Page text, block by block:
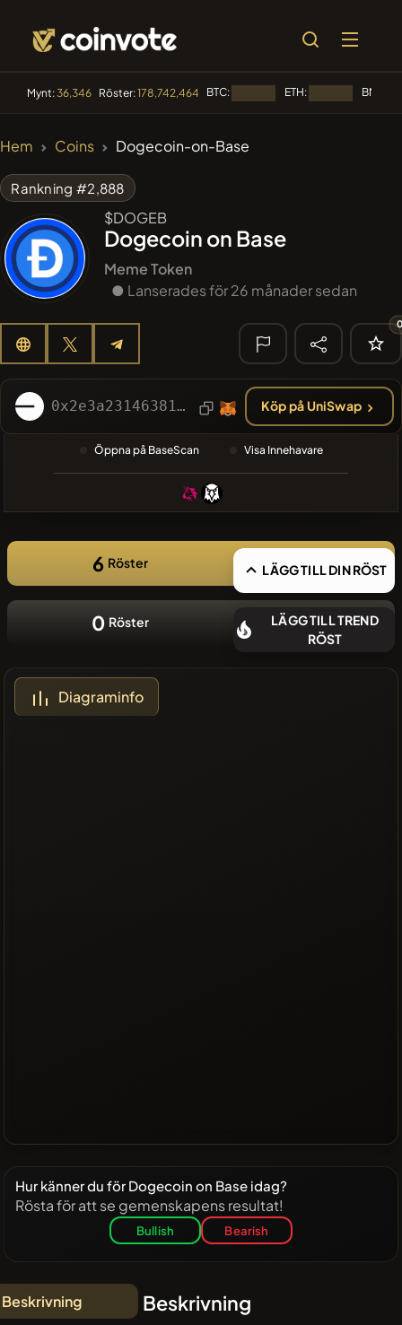
Mynt:36,346 Röster:178,742,464 BTC: ETH: BNB:
TRENDANDE
#277
Akecoin ACO
#61
🔎 SENASTE
SÖKNING
❌Inga
Hem Coins Dogecoin-on-Base
Rankning #2,888
$DOGEB
Dogecoin on Base
Meme Token
● Lanserades för 26 månader sedan
0x2e3a23146381c33381af97e6268c6344ae8a68e5 Köp på UniSwap
Öppna på BaseScan Visa Innehavare
6 Röster LÄGG TILL DIN RÖST
0 Röster
LÄGG TILL TREND
RÖST
Diagraminfo
Hur känner du för Dogecoin on Base idag?
Rösta för att se gemenskapens resultat!
Bullish Bearish
Beskrivning Beskrivning